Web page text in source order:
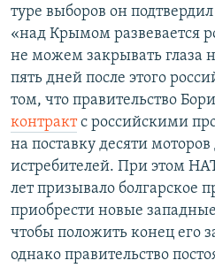
туре выборов он
«над Крымом развевается
не можем закрывать глаза
пять дней после этого
том, что правительство
контрактс российскими
на поставку десяти моторов
истребителей. При этом
лет призывало болгарское
приобрести новые
чтобы положить конец его
однако правительство